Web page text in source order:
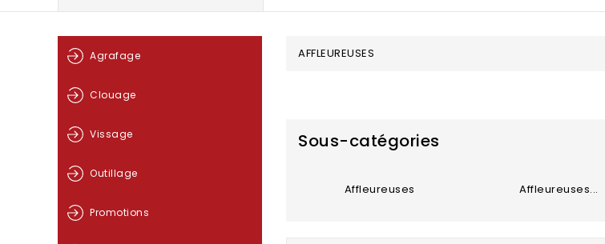
Agrafage
Clouage
Vissage
Outillage
Promotions
AFFLEUREUSES
Sous-catégories
Affleureuses Affleureuses...